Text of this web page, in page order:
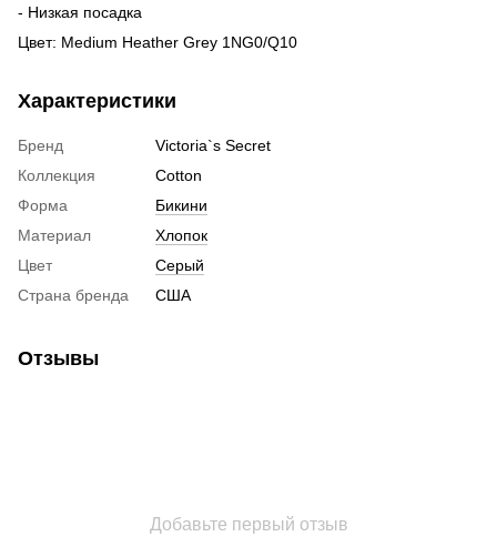
- Низкая посадка
Цвет: Medium Heather Grey 1NG0/Q10
Характеристики
Бренд
Victoria`s Secret
Коллекция
Cotton
Форма
Бикини
Материал
Хлопок
Цвет
Серый
Страна бренда
США
Отзывы
Добавьте первый отзыв